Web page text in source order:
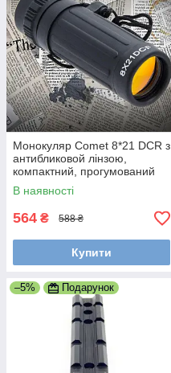
Монокуляр Comet 8*21 DCR з
антибликовой лінзою,
компактний, прогумований
корпус, шнурок для носіння
В наявності
564 ₴ 588 ₴
Купити
–5% Подарунок